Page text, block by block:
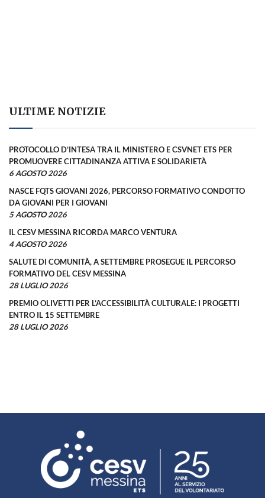
ULTIME NOTIZIE
PROTOCOLLO D’INTESA TRA IL MINISTERO E CSVNET ETS PER
PROMUOVERE CITTADINANZA ATTIVA E SOLIDARIETÀ
6 AGOSTO 2026
NASCE FQTS GIOVANI 2026, PERCORSO FORMATIVO CONDOTTO
DA GIOVANI PER I GIOVANI
5 AGOSTO 2026
IL CESV MESSINA RICORDA MARCO VENTURA
4 AGOSTO 2026
SALUTE DI COMUNITÀ, A SETTEMBRE PROSEGUE IL PERCORSO
FORMATIVO DEL CESV MESSINA
28 LUGLIO 2026
PREMIO OLIVETTI PER L’ACCESSIBILITÀ CULTURALE: I PROGETTI
ENTRO IL 15 SETTEMBRE
28 LUGLIO 2026